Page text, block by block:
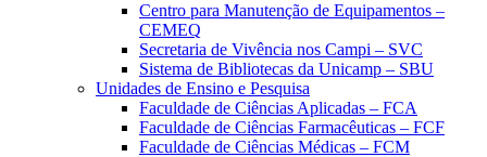
Centro para Manutenção de Equipamentos –
CEMEQ
Secretaria de Vivência nos Campi – SVC
Sistema de Bibliotecas da Unicamp – SBU
Unidades de Ensino e Pesquisa
Faculdade de Ciências Aplicadas – FCA
Faculdade de Ciências Farmacêuticas – FCF
Faculdade de Ciências Médicas – FCM